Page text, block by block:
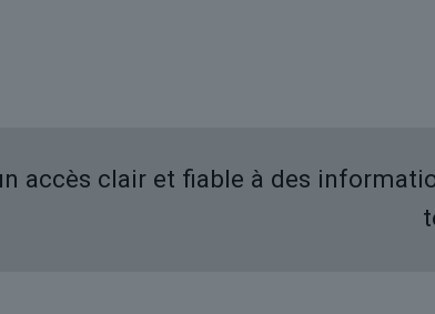
accès clair et fiable à des